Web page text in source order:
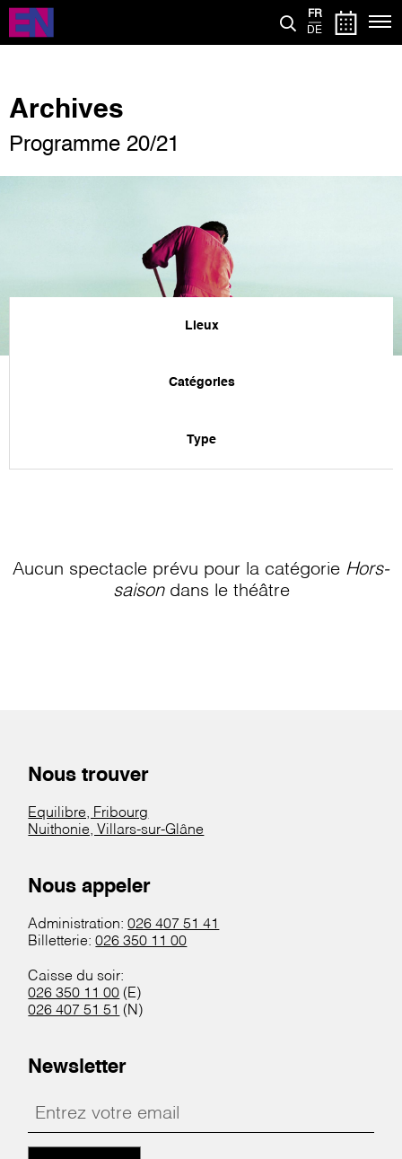
Aller
contenu
FR
DE
Archives
Programme 20/21
Lieux
Catégories
Type
Aucun spectacle prévu pour la catégorie Hors-
saisondans le théâtre
Nous trouver
Equilibre, Fribourg
Nuithonie, Villars-sur-Glâne
Nous appeler
Administration:026 407 51 41
Billetterie:026 350 11 00
Caisse du soir:
026 350 11 00 (E)
026 407 51 51 (N)
Newsletter